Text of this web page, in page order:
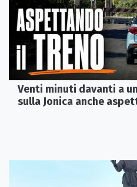
Venti minuti davanti a
sulla Jonica anche